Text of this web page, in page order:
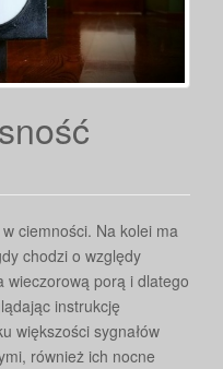
ciemności. Na kolei ma
chodzi o względy
wieczorową porą i dlatego
instrukcję
większości sygnałów
również ich nocne